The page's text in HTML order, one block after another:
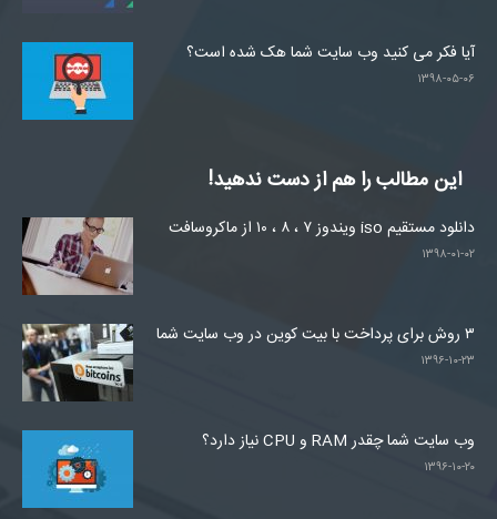
آیا فکر می کنید وب سایت شما هک شده است؟
۱۳۹۸-۰۵-۰۶
این مطالب را هم از دست ندهید!
دانلود مستقیم iso ویندوز ۷ ، ۸ ، ۱۰ از ماکروسافت
۱۳۹۸-۰۱-۰۲
۳ روش برای پرداخت با بیت کوین در وب سایت شما
۱۳۹۶-۱۰-۲۳
وب سایت شما چقدر RAM و CPU نیاز دارد؟
۱۳۹۶-۱۰-۲۰